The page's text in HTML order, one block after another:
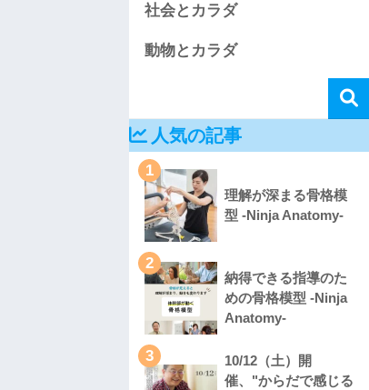
社会とカラダ
動物とカラダ
人気の記事
1
理解が深まる骨格模
型 -Ninja Anatomy-
2
納得できる指導のた
めの骨格模型 -Ninja
Anatomy-
3
10/12（土）開
催、"からだで感じる